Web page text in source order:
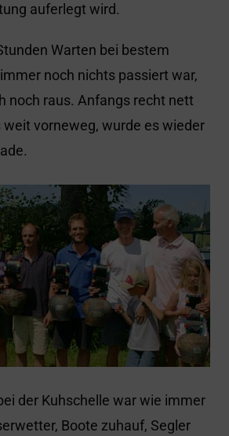
auferlegt wird.
Warten bei bestem
noch nichts passiert war,
noch raus. Anfangs recht nett
vorneweg, wurde es wieder
der Kuhschelle war wie immer
Boote zuhauf, Segler